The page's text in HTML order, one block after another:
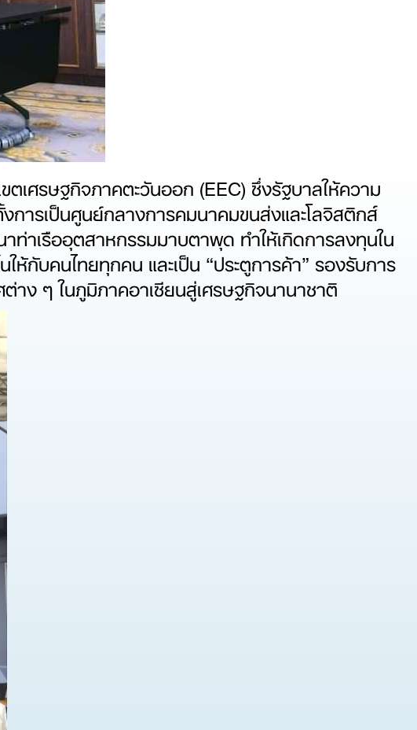
เศรษฐกิจภาคตะวันออก (EEC) ซึ่งรัฐบาลให้ความ
การเป็นศูนย์กลางการคมนาคมขนส่งและโลจิสติกส์
าเรืออุตสาหกรรมมาบตาพุด ทำให้เกิดการลงทุนใน
บคนไทยทุกคน และเป็น “ประตูการค้า” รองรับการ
าง ๆ ในภูมิภาคอาเซียนสู่เศรษฐกิจนานาชาติ